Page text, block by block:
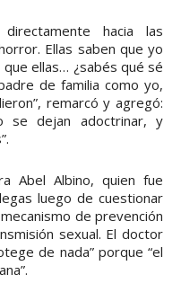
hacia las
Ellas saben que yo
ellas… ¿sabés qué sé
de familia como yo,
remarcó y agregó:
se dejan adoctrinar, y
Abel Albino, quien fue
luego de cuestionar
de prevención
sexual. El doctor
de nada” porque “el